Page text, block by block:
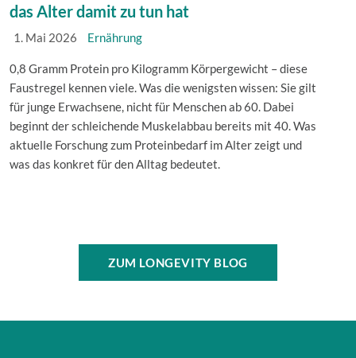
das Alter damit zu tun hat
1. Mai 2026 Ernährung
0,8 Gramm Protein pro Kilogramm Körpergewicht – diese
Faustregel kennen viele. Was die wenigsten wissen: Sie gilt
für junge Erwachsene, nicht für Menschen ab 60. Dabei
beginnt der schleichende Muskelabbau bereits mit 40. Was
aktuelle Forschung zum Proteinbedarf im Alter zeigt und
was das konkret für den Alltag bedeutet.
ZUM LONGEVITY BLOG